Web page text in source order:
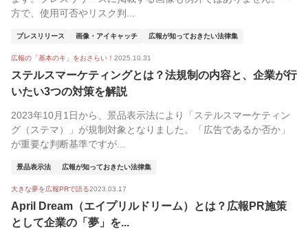
方で、使用可否やリスク判...
プレスリリース 画像・アイキャッチ 広報が知っておきたい法律集
広報の「基本のキ」をおさらい！ 2025.10.31
ステルスマーケティングとは？法規制の内容と、企業が行
いたい3つの対策を解説
2023年10月1日から、景品表示法により「ステルスマーケティン
グ（ステマ）」が規制対象となりました。「広告であるか否か」
が重要な判断基準ですが...
景品表示法 広報が知っておきたい法律集
大きな夢を広報PRで語る2023.03.17
April Dream（エイプリルドリーム）とは？広報PR施策
として企業の「夢」を...